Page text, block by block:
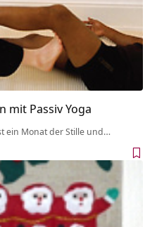
mit Passiv Yoga
ein Monat der Stille und…